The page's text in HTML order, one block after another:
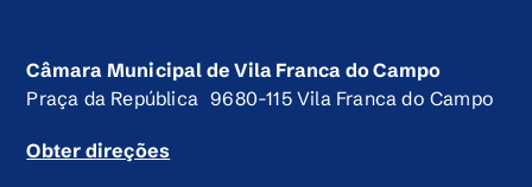
Câmara Municipal de Vila Franca do Campo
Praça da República 9680-115 Vila Franca do Campo
Obter direções